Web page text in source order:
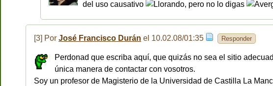
del uso causativo
, pero no lo digas
[3] Por José Francisco Durán el 10.02.08/01:35 Responder
Perdonad que escriba aquí, que quizás no sea el sitio
única manera de contactar con vosotros.
Soy un profesor de Magisterio de la Universidad de Castilla La